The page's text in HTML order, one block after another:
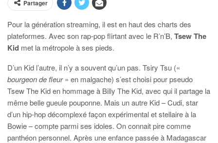
Partager
Pour la génération streaming, il est en haut des charts des
plateformes. Avec son rap-pop flirtant avec le R’n’B, Tsew The
Kid met la métropole à ses pieds.
D’un Kid l’autre, il n’y a souvent qu’un pas. Tsiry Tsu («
bourgeon de fleur» en malgache) s’est choisi pour pseudo
Tsew The Kid en hommage à Billy The Kid, avec qui il partage la
même belle gueule pouponne. Mais un autre Kid – Cudi, star
d’un hip-hop décomplexé façon expérimental et stellaire à la
Bowie – compte parmi ses idoles. On connait pire comme
panthéon personnel. Après une enfance passée à Madagascar